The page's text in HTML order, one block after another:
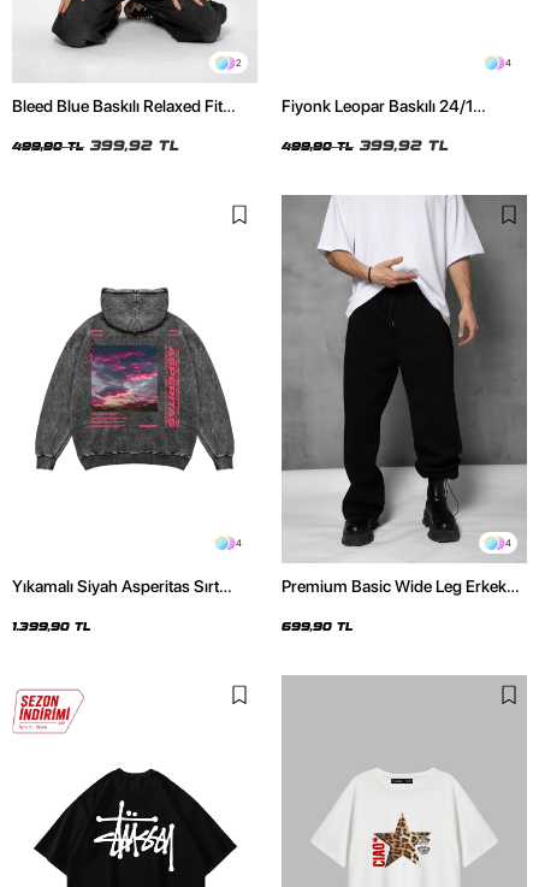
2
Bleed Blue Baskılı Relaxed Fit
499,90 TL 399,92 TL
4
Fiyonk Leopar Baskılı 24/1
Tshirt
499,90 TL 399,92 TL
4
Yıkamalı Siyah Asperitas Sırt
1.399,90 TL
4
Premium Basic Wide Leg Erkek
699,90 TL